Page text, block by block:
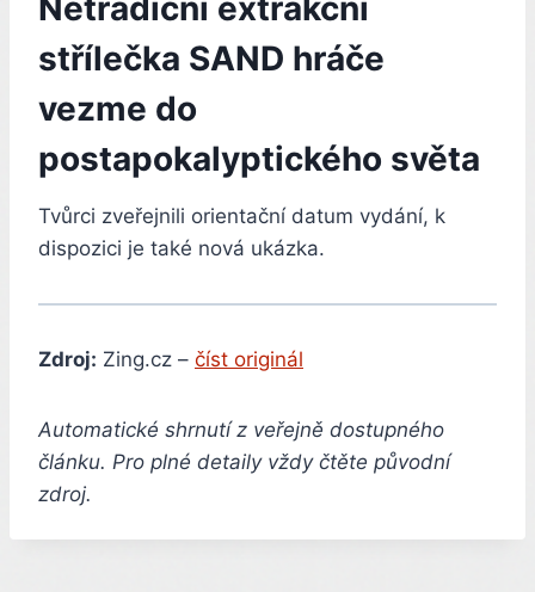
střílečka SAND hráče
vezme do
postapokalyptického světa
Tvůrci zveřejnili orientační datum vydání, k
dispozici je také nová ukázka.
Zdroj: Zing.cz – číst originál
Automatické shrnutí z veřejně dostupného
článku. Pro plné detaily vždy čtěte původní
zdroj.